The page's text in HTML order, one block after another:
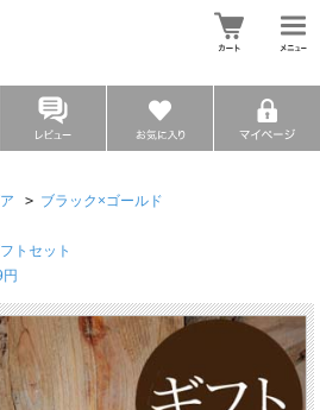
> ブラック×ゴールド
トセット